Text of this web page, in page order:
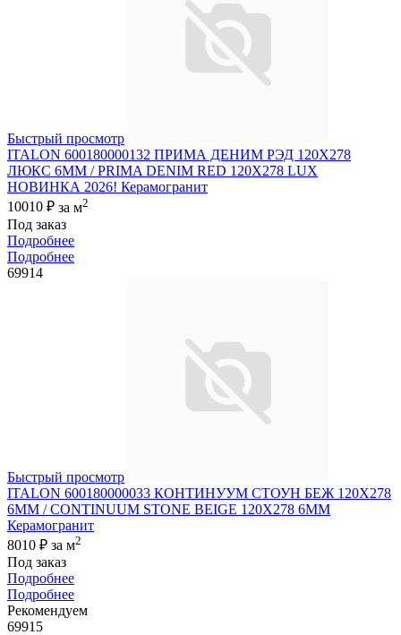
Быстрый просмотр
ITALON 600180000132 ПРИМА ДЕНИМ РЭД 120X278
ЛЮКС 6ММ / PRIMA DENIM RED 120X278 LUX
НОВИНКА 2026! Керамогранит
10010 ₽ за м2
Под заказ
Подробнее
Подробнее
69914
Быстрый просмотр
ITALON 600180000033 КОНТИНУУМ СТОУН БЕЖ 120X278
6ММ / CONTINUUM STONE BEIGE 120X278 6MM
Керамогранит
8010 ₽ за м2
Под заказ
Подробнее
Подробнее
Рекомендуем
69915